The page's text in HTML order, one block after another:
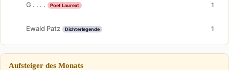
G . . . . Poet Laureat 1
Ewald Patz Dichterlegende 1
Aufsteiger des Monats